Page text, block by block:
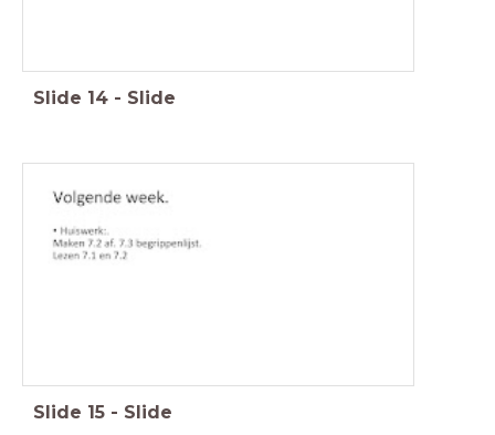
Slide 14 - Slide
Slide 15 - Slide